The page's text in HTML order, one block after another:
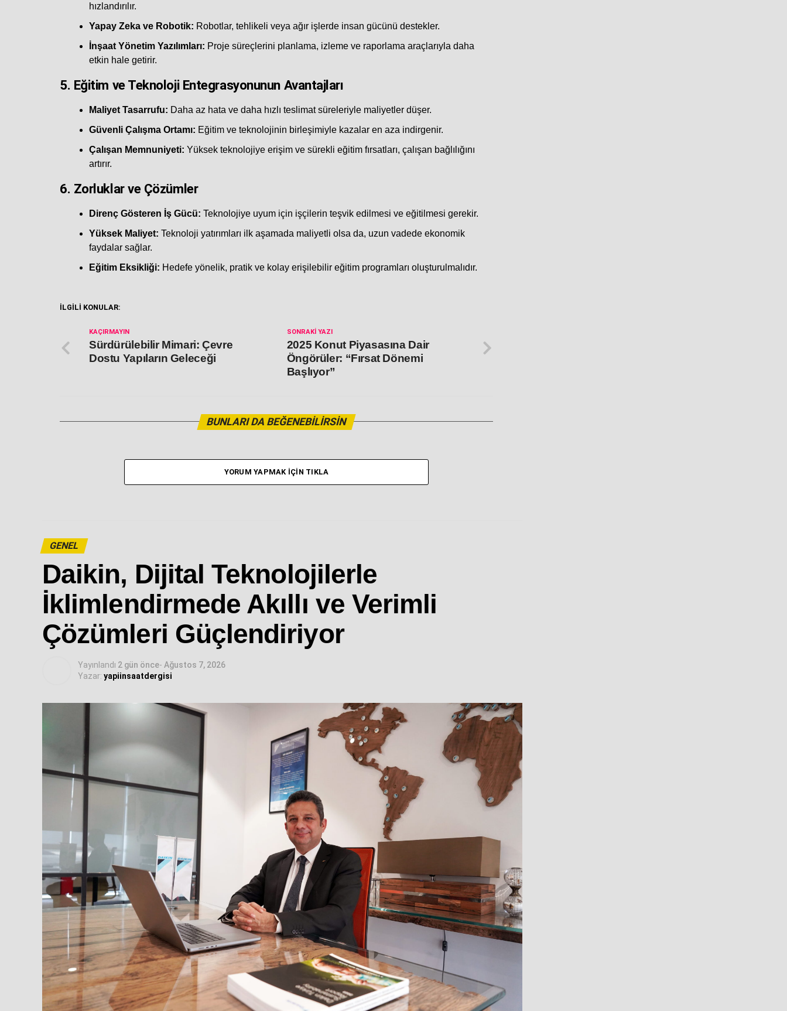
hızlandırılır.
Yapay Zeka ve Robotik: Robotlar, tehlikeli veya ağır işlerde insan gücünü destekler.
İnşaat Yönetim Yazılımları: Proje süreçlerini planlama, izleme ve raporlama araçlarıyla daha
etkin hale getirir.
5. Eğitim ve Teknoloji Entegrasyonunun Avantajları
Maliyet Tasarrufu: Daha az hata ve daha hızlı teslimat süreleriyle maliyetler düşer.
Güvenli Çalışma Ortamı: Eğitim ve teknolojinin birleşimiyle kazalar en aza indirgenir.
Çalışan Memnuniyeti: Yüksek teknolojiye erişim ve sürekli eğitim fırsatları, çalışan bağlılığını
artırır.
6. Zorluklar ve Çözümler
Direnç Gösteren İş Gücü: Teknolojiye uyum için işçilerin teşvik edilmesi ve eğitilmesi gerekir.
Yüksek Maliyet: Teknoloji yatırımları ilk aşamada maliyetli olsa da, uzun vadede ekonomik
faydalar sağlar.
Eğitim Eksikliği: Hedefe yönelik, pratik ve kolay erişilebilir eğitim programları oluşturulmalıdır.
İLGİLİ KONULAR:
SONRAKI YAZI
2025 Konut Piyasasına Dair
Öngörüler: “Fırsat Dönemi
Başlıyor”
KAÇIRMAYIN
Sürdürülebilir Mimari: Çevre
Dostu Yapıların Geleceği
BUNLARI DA BEĞENEBILIRSIN
YORUM YAPMAK İÇIN TIKLA
GENEL
Daikin, Dijital Teknolojilerle
İklimlendirmede Akıllı ve Verimli
Çözümleri Güçlendiriyor
Yayınlandı 2 gün önce- Ağustos 7, 2026
Yazar: yapiinsaatdergisi